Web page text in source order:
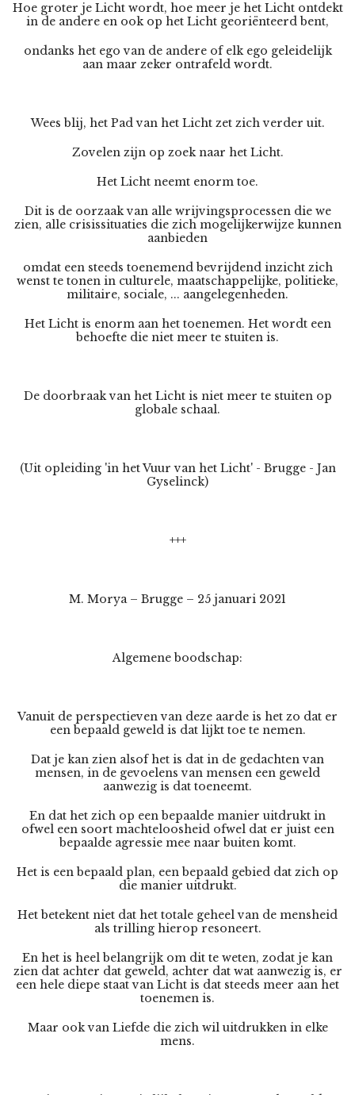
Hoe groter je Licht wordt, hoe meer je het Licht ontdekt
in de andere en ook op het Licht georiënteerd bent,
ondanks het ego van de andere of elk ego geleidelijk
aan maar zeker ontrafeld wordt.
Wees blij, het Pad van het Licht zet zich verder uit.
Zovelen zijn op zoek naar het Licht.
Het Licht neemt enorm toe.
Dit is de oorzaak van alle wrijvingsprocessen die we
zien, alle crisissituaties die zich mogelijkerwijze kunnen
aanbieden
omdat een steeds toenemend bevrijdend inzicht zich
wenst te tonen in culturele, maatschappelijke, politieke,
militaire, sociale, ... aangelegenheden.
Het Licht is enorm aan het toenemen. Het wordt een
behoefte die niet meer te stuiten is.
De doorbraak van het Licht is niet meer te stuiten op
globale schaal.
(Uit opleiding 'in het Vuur van het Licht' - Brugge - Jan
Gyselinck)
+++
M. Morya – Brugge – 25 januari 2021
Algemene boodschap:
Vanuit de perspectieven van deze aarde is het zo dat er
een bepaald geweld is dat lijkt toe te nemen.
Dat je kan zien alsof het is dat in de gedachten van
mensen, in de gevoelens van mensen een geweld
aanwezig is dat toeneemt.
En dat het zich op een bepaalde manier uitdrukt in
ofwel een soort machteloosheid ofwel dat er juist een
bepaalde agressie mee naar buiten komt.
Het is een bepaald plan, een bepaald gebied dat zich op
die manier uitdrukt.
Het betekent niet dat het totale geheel van de mensheid
als trilling hierop resoneert.
En het is heel belangrijk om dit te weten, zodat je kan
zien dat achter dat geweld, achter dat wat aanwezig is, er
een hele diepe staat van Licht is dat steeds meer aan het
toenemen is.
Maar ook van Liefde die zich wil uitdrukken in elke
mens.